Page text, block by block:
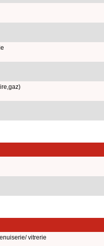
vitrerie